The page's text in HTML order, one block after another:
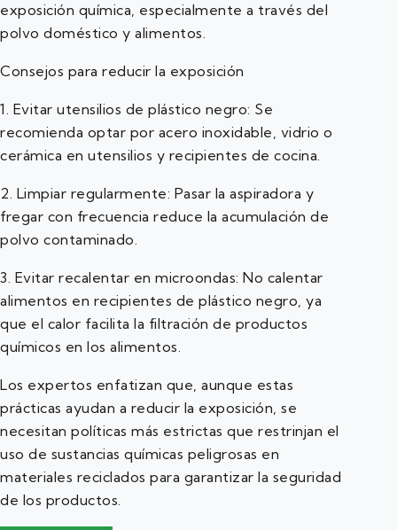
exposición química, especialmente a través del
polvo doméstico y alimentos.
Consejos para reducir la exposición
1. Evitar utensilios de plástico negro: Se
recomienda optar por acero inoxidable, vidrio o
cerámica en utensilios y recipientes de cocina.
2. Limpiar regularmente: Pasar la aspiradora y
fregar con frecuencia reduce la acumulación de
polvo contaminado.
3. Evitar recalentar en microondas: No calentar
alimentos en recipientes de plástico negro, ya
que el calor facilita la filtración de productos
químicos en los alimentos.
Los expertos enfatizan que, aunque estas
prácticas ayudan a reducir la exposición, se
necesitan políticas más estrictas que restrinjan el
uso de sustancias químicas peligrosas en
materiales reciclados para garantizar la seguridad
de los productos.